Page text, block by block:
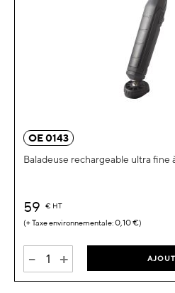
OE 0143
Baladeuse rechargeable ultra fine
59 € HT
0,10 €
- +